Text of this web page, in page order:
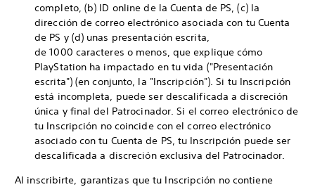
completo, (b) ID online de la Cuenta de PS, (c) la
dirección de correo electrónico asociada con tu Cuenta
de PS y (d) unas presentación escrita,
de 1000 caracteres o menos, que explique cómo
PlayStation ha impactado en tu vida ("Presentación
escrita") (en conjunto, la "Inscripción"). Si tu Inscripción
está incompleta, puede ser descalificada a discreción
única y final del Patrocinador. Si el correo electrónico de
tu Inscripción no coincide con el correo electrónico
asociado con tu Cuenta de PS, tu Inscripción puede ser
descalificada a discreción exclusiva del Patrocinador.
Al inscribirte, garantizas que tu Inscripción no contiene